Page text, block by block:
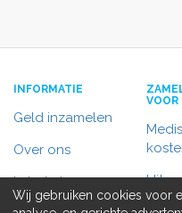
INFORMATIE
Geld inzamelen
Over ons
In het nieuws
VOOR
Wij gebruiken cookies voor